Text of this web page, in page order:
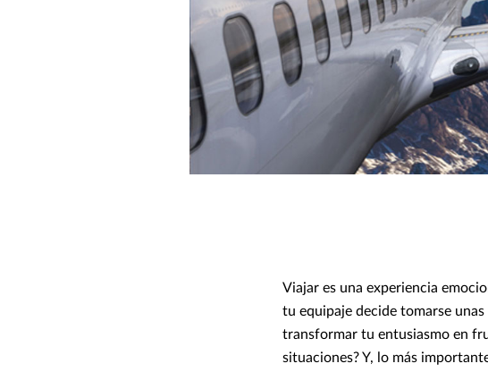
Viajar es una experiencia
tu equipaje decide tomarse
transformar tu entusiasmo en
situaciones? Y, lo más